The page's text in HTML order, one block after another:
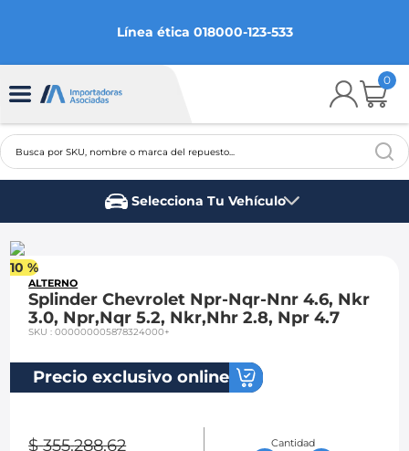
Línea ética 018000-123-533
0
Busca por SKU, nombre o marca del repuesto...
Selecciona Tu Vehículo
10 %
ALTERNO
Splinder Chevrolet Npr-Nqr-Nnr 4.6, Nkr
3.0, Npr,Nqr 5.2, Nkr,Nhr 2.8, Npr 4.7
SKU:000000005878324000+
Precio exclusivo online
$ 355.288,62 Cantidad
2
3.
spark gt
ford fiesta
mazda 3
chevrolet spark gt